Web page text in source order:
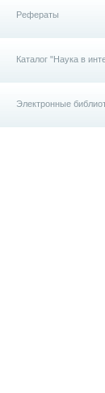
Рефераты
Каталог "Наука в
Электронные